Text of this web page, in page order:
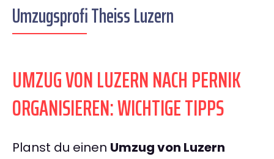
Umzugsprofi Theiss Luzern
UMZUG VON LUZERN NACH PERNIK
ORGANISIEREN: WICHTIGE TIPPS
Planst du einen Umzug von Luzern